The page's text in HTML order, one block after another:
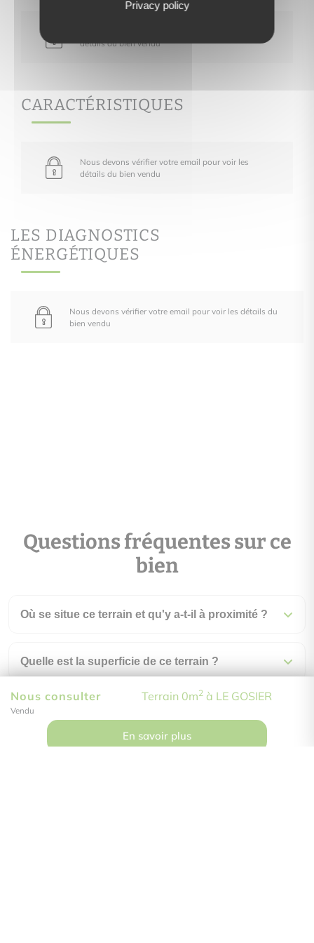
détails du bien vendu
CARACTÉRISTIQUES
Nous devons vérifier votre email pour voir les
détails du bien vendu
LES DIAGNOSTICS
ÉNERGÉTIQUES
Nous devons vérifier votre email pour voir les détails du
bien vendu
Nous consulter Terrain 0m2à LE GOSIER
Vendu
En savoir plus
Questions fréquentes sur ce
bien
Où se situe ce terrain et qu'y a-t-il à proximité ?
Quelle est la superficie de ce terrain ?
Comment visiter ce bien ?
Privacy policy